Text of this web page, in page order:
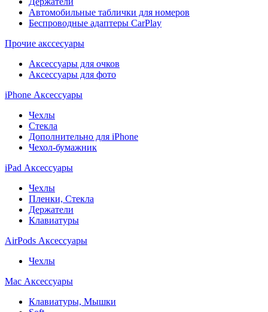
Автомобильные таблички для номеров
Беспроводные адаптеры CarPlay
Прочие акссесуары
Аксессуары для очков
Аксессуары для фото
iPhone Аксессуары
Чехлы
Стекла
Дополнительно для iPhone
Чехол-бумажник
iPad Аксессуары
Чехлы
Пленки, Стекла
Держатели
Клавиатуры
AirPods Аксессуары
Чехлы
Mac Аксессуары
Клавиатуры, Мышки